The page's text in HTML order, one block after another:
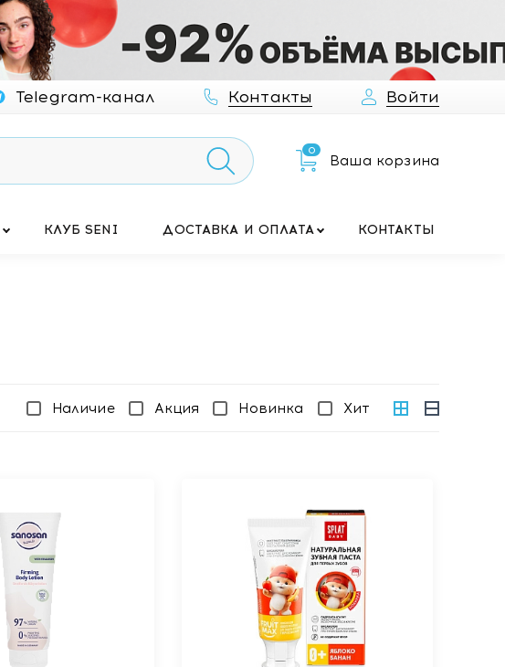
Telegram-канал Контакты Войти
0
Ваша корзина
КЛУБ SENI ДОСТАВКА И ОПЛАТА КОНТАКТЫ
Наличие Акция Новинка Хит